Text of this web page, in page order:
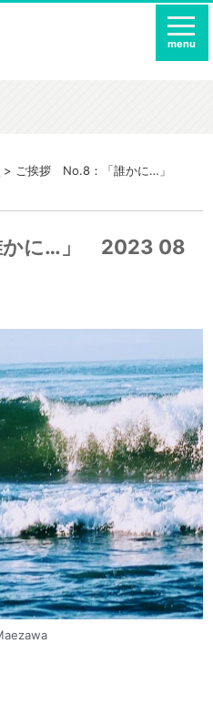
menu
> ご挨拶 No.8：「誰かに…」
かに…」 2023 08